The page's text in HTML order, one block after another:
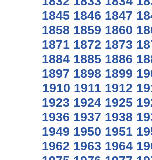
1845 1846 1847
1858 1859 1860
1871 1872 1873
1884 1885 1886
1897 1898 1899
1910 1911 1912
1923 1924 1925
1936 1937 1938
1949 1950 1951
1962 1963 1964